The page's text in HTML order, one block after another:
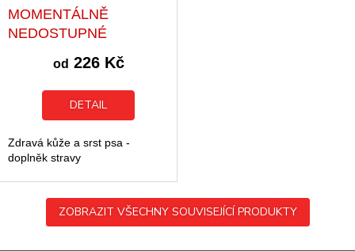
Průměrné
hodnocení
produktu
5,0
5
hvězdiček.
MOMENTÁLNĚ
NEDOSTUPNÉ
od 226 Kč
DETAIL
Zdravá kůže a srst psa -
doplněk stravy
ZOBRAZIT VŠECHNY SOUVISEJÍCÍ PRODUKTY